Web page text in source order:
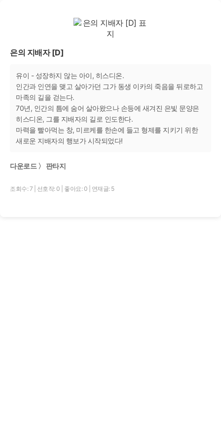
은의 지배자 [D]
유이 - 성장하지 않는 아이, 히스디온.
인간과 인연을 맺고 살아가던 그가 동생 이카의 죽음을 뒤로하고
마족의 길을 걷는다.
70년, 인간의 틈에 숨어 살아왔으나 손등에 새겨진 은빛 문양은
히스디온, 그를 지배자의 길로 인도한다.
마력을 빨아먹는 창, 미르케를 한손에 들고 형제를 지키기 위한
새로운 지배자의 행보가 시작되었다!
다운로드 〉 판타지
조회수: 7 선호작: 0 좋아요: 0 연재글: 5